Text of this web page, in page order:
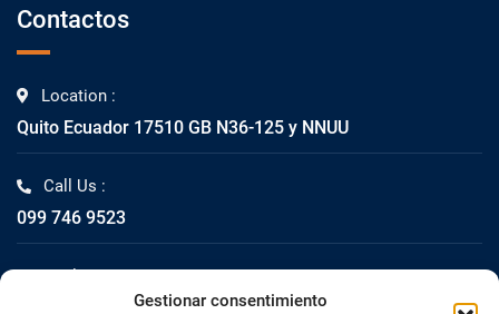
Gestionar consentimiento
Contactos
Location :
Quito Ecuador 17510 GB N36-125 y NNUU
Call Us :
099 746 9523
Mail Us :
info@impacta.com.ec